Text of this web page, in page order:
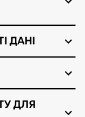
ДАНІ
ДЛЯ